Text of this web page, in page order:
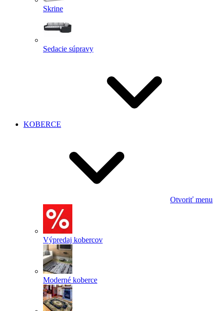
Skrine
Sedacie súpravy
KOBERCE
Otvoriť menu
Výpredaj kobercov
Moderné koberce